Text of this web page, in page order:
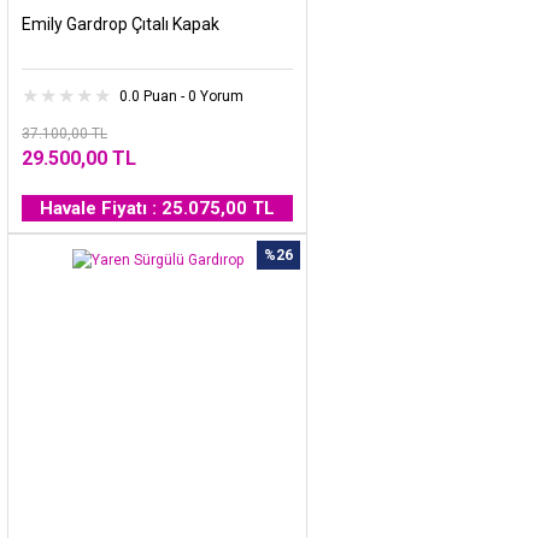
Emily Gardrop Çıtalı Kapak
0.0 Puan - 0 Yorum
37.100,00 TL
29.500,00 TL
Havale Fiyatı : 25.075,00 TL
%26